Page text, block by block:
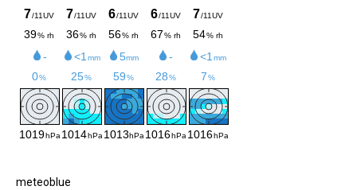
meteoblue